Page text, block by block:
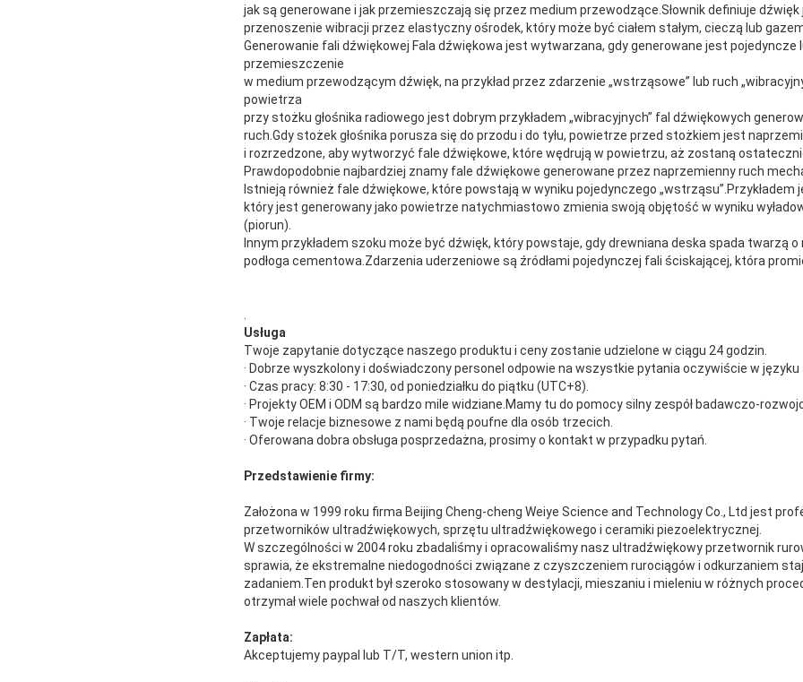
jak są generowane i jak przemieszczają się przez medium przewodzące.Słownik definiuje dźwięk
przenoszenie wibracji przez elastyczny ośrodek, który może być ciałem stałym, cieczą lub
Generowanie fali dźwiękowej Fala dźwiękowa jest wytwarzana, gdy generowane jest pojedyncze
przemieszczenie
w medium przewodzącym dźwięk, na przykład przez zdarzenie „wstrząsowe” lub ruch
powietrza
przy stożku głośnika radiowego jest dobrym przykładem „wibracyjnych” fal dźwiękowych
ruch.Gdy stożek głośnika porusza się do przodu i do tyłu, powietrze przed stożkiem jest
i rozrzedzone, aby wytworzyć fale dźwiękowe, które wędrują w powietrzu, aż zostaną
Prawdopodobnie najbardziej znamy fale dźwiękowe generowane przez naprzemienny ruch
Istnieją również fale dźwiękowe, które powstają w wyniku pojedynczego „wstrząsu”.Przykładem
który jest generowany jako powietrze natychmiastowo zmienia swoją objętość w wyniku
(piorun).
Innym przykładem szoku może być dźwięk, który powstaje, gdy drewniana deska spada twarzą o
podłoga cementowa.Zdarzenia uderzeniowe są źródłami pojedynczej fali ściskającej, która
Usługa
Twoje zapytanie dotyczące naszego produktu i ceny zostanie udzielone w ciągu 24 godzin.
· Dobrze wyszkolony i doświadczony personel odpowie na wszystkie pytania oczywiście w języku
· Czas pracy: 8:30 - 17:30, od poniedziałku do piątku (UTC+8).
· Projekty OEM i ODM są bardzo mile widziane.Mamy tu do pomocy silny zespół badawczo-
· Twoje relacje biznesowe z nami będą poufne dla osób trzecich.
· Oferowana dobra obsługa posprzedażna, prosimy o kontakt w przypadku pytań.
Przedstawienie firmy:
Założona w 1999 roku firma Beijing Cheng-cheng Weiye Science and Technology Co., Ltd jest
przetworników ultradźwiękowych, sprzętu ultradźwiękowego i ceramiki piezoelektrycznej.
W szczególności w 2004 roku zbadaliśmy i opracowaliśmy nasz ultradźwiękowy przetwornik
sprawia, że ​​ekstremalne niedogodności związane z czyszczeniem rurociągów i odkurzaniem
zadaniem.Ten produkt był szeroko stosowany w destylacji, mieszaniu i mieleniu w różnych
otrzymał wiele pochwał od naszych klientów.
Zapłata:
Akceptujemy paypal lub T/T, western union itp.